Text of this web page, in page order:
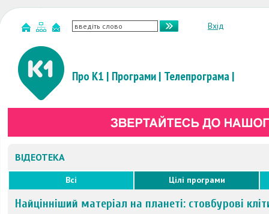
Вхід
Про К1 | Програми| Телепрограма|
ВІДЕОТЕКА
Всі Цілі програми
Найцінніший матеріал на планеті: стовбурові